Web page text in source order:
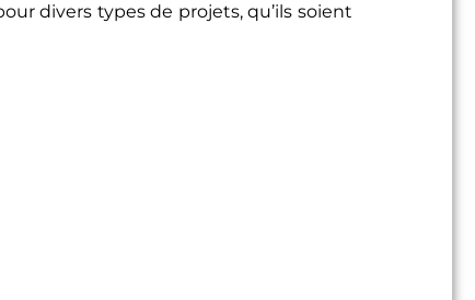
divers types de projets, qu’ils soient